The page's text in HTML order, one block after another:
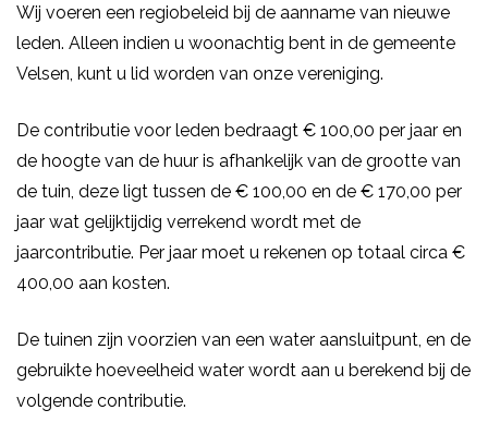
Wij voeren een regiobeleid bij de aanname van nieuwe
leden. Alleen indien u woonachtig bent in de gemeente
Velsen, kunt u lid worden van onze vereniging.
De contributie voor leden bedraagt € 100,00 per jaar en
de hoogte van de huur is afhankelijk van de grootte van
de tuin, deze ligt tussen de € 100,00 en de € 170,00 per
jaar wat gelijktijdig verrekend wordt met de
jaarcontributie. Per jaar moet u rekenen op totaal circa €
400,00 aan kosten.
De tuinen zijn voorzien van een water aansluitpunt, en de
gebruikte hoeveelheid water wordt aan u berekend bij de
volgende contributie.